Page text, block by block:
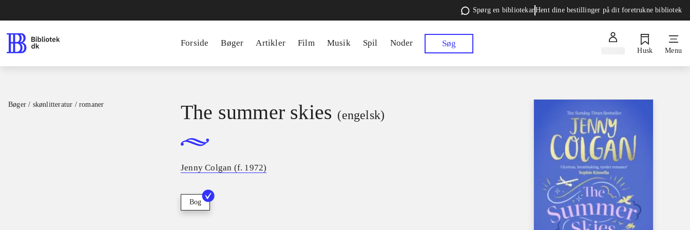
Spørg en bibliotekarHent dine bestillinger på dit foretrukne bibliotek
Forside Bøger Artikler Film Musik Spil Noder Søg
Husk Menu
Bøger / skønlitteratur / romaner The summer skies (engelsk)
Jenny Colgan (f. 1972)
Bog